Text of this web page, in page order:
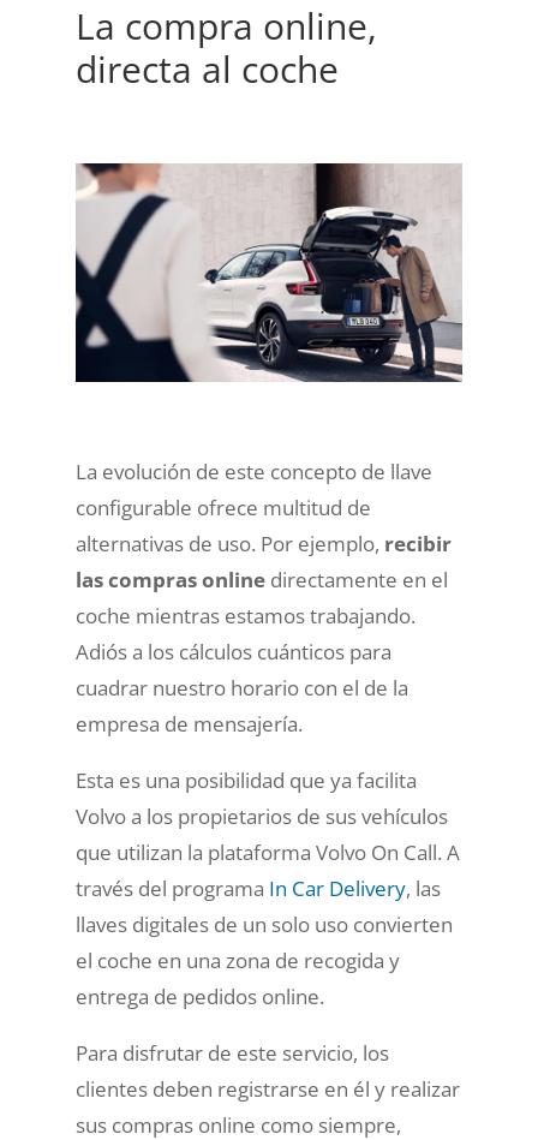
La compra online,
directa al coche
La evolución de este concepto de llave
configurable ofrece multitud de
alternativas de uso. Por ejemplo, recibir
las compras onlinedirectamente en el
coche mientras estamos trabajando.
Adiós a los cálculos cuánticos para
cuadrar nuestro horario con el de la
empresa de mensajería.
Esta es una posibilidad que ya facilita
Volvo a los propietarios de sus vehículos
que utilizan la plataforma Volvo On Call. A
través del programa In Car Delivery, las
llaves digitales de un solo uso convierten
el coche en una zona de recogida y
entrega de pedidos online.
Para disfrutar de este servicio, los
clientes deben registrarse en él y realizar
sus compras online como siempre,